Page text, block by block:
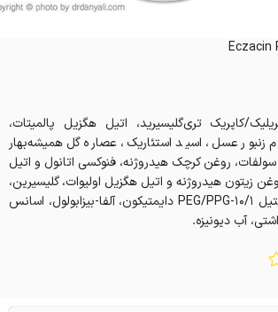
Eczacin
کاپریک تری‌گلیسیرید، اتیل‌ هگزیل پالمیتات،
زنبور عسل، اسید استئاریک، عصاره گل همیشه‌بهار
سولفات، روغن کرچک هیدروژنه، فنوکسی‌ اتانول و اتیل‌
زیتون هیدروژنه و اتیل‌ هگزیل اولیوات، گلیسیرین،
پروپیلن گلیکول، ستیل PEG/PPG-10/1 دایمتیکون، آلفا-بیزابولول، اسانس
آب دیونیزه.